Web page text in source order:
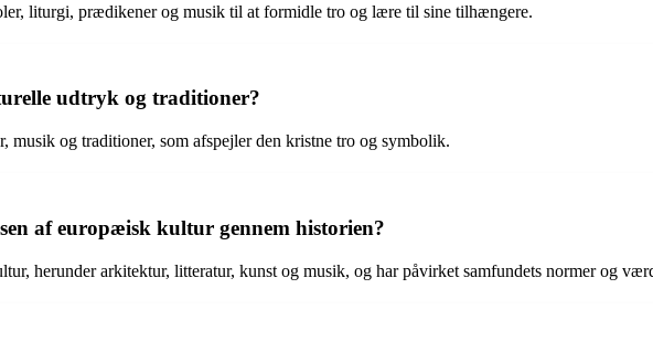
liturgi, prædikener og musik til at formidle tro og lære til sine tilhængere.
udtryk og traditioner?
og traditioner, som afspejler den kristne tro og symbolik.
af europæisk kultur gennem historien?
herunder arkitektur, litteratur, kunst og musik, og har påvirket samfundets normer og